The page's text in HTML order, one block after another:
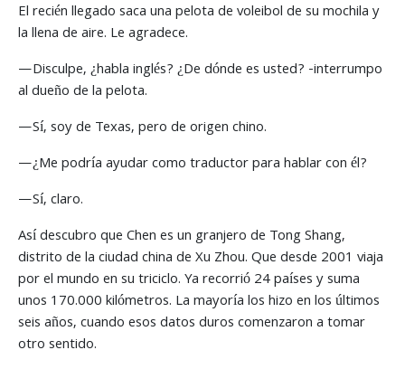
El recién llegado saca una pelota de voleibol de su mochila y
la llena de aire. Le agradece.
—Disculpe, ¿habla inglés? ¿De dónde es usted? -interrumpo
al dueño de la pelota.
—Sí, soy de Texas, pero de origen chino.
—¿Me podría ayudar como traductor para hablar con él?
—Sí, claro.
Así descubro que Chen es un granjero de Tong Shang,
distrito de la ciudad china de Xu Zhou. Que desde 2001 viaja
por el mundo en su triciclo. Ya recorrió 24 países y suma
unos 170.000 kilómetros. La mayoría los hizo en los últimos
seis años, cuando esos datos duros comenzaron a tomar
otro sentido.